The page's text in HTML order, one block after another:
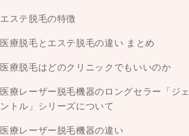
エステ脱毛の特徴
医療脱毛とエステ脱毛の違い まとめ
医療脱毛はどのクリニックでもいいのか
医療レーザー脱毛機器のロングセラー「ジェ
ントル」シリーズについて
医療レーザー脱毛機器の違い